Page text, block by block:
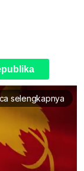
selengkapnya